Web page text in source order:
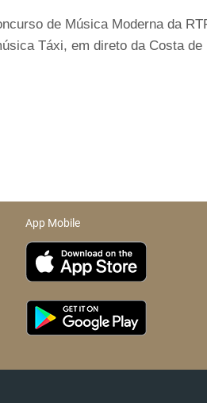
de Música Moderna da
Táxi, em direto da Costa de
App Mobile